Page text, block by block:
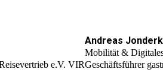
e.V. VIR
Andreas
Mobilität &
Geschäftsführer